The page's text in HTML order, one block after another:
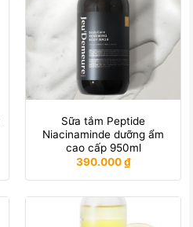
Sữa tắm Peptide
Niacinaminde dưỡng ẩm
cao cấp 950ml
390.000₫